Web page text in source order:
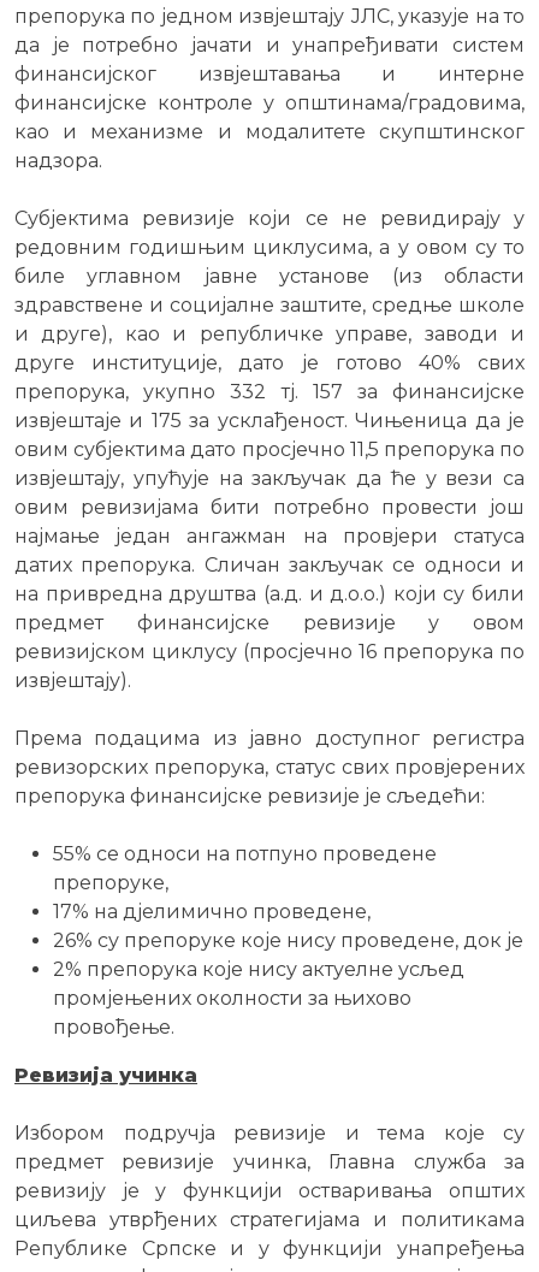
препорука по једном извјештају ЈЛС, указује на то
да је потребно јачати и унапређивати систем
финансијског извјештавања и интерне
финансијске контроле у општинама/градовима,
као и механизме и модалитете скупштинског
надзора.
Субјектима ревизије који се не ревидирају у
редовним годишњим циклусима, а у овом су то
биле углавном јавне установе (из области
здравствене и социјалне заштите, средње школе
и друге), као и републичке управе, заводи и
друге институције, дато је готово 40% свих
препорука, укупно 332 тј. 157 за финансијске
извјештаје и 175 за усклађеност. Чињеница да је
овим субјектима дато просјечно 11,5 препорука по
извјештају, упућује на закључак да ће у вези са
овим ревизијама бити потребно провести још
најмање један ангажман на провјери статуса
датих препорука. Сличан закључак се односи и
на привредна друштва (а.д. и д.о.о.) који су били
предмет финансијске ревизије у овом
ревизијском циклусу (просјечно 16 препорука по
извјештају).
Према подацима из јавно доступног регистра
ревизорских препорука, статус свих провјерених
препорука финансијске ревизије је сљедећи:
55% се односи на потпуно проведене
препоруке,
17% на дјелимично проведене,
26% су препоруке које нису проведене, док је
2% препорука које нису актуелне усљед
промјењених околности за њихово
провођење.
Ревизија учинка
Избором подручја ревизије и тема које су
предмет ревизије учинка, Главна служба за
ревизију је у функцији остваривања општих
циљева утврђених стратегијама и политикама
Републике Српске и у функцији унапређења